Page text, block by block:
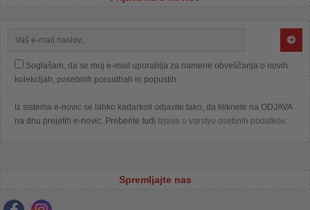
Soglašam, da se moj e-mail uporablja za namene obveščanja o novih
kolekcijah, posebnih ponudbah in popustih.
Iz sistema e-novic se lahko kadarkoli odjavite tako, da kliknete na ODJAVA
na dnu prejetih e-novic. Preberite tudi Izjava o varstvu osebnih podatkov.
Spremljajte nas